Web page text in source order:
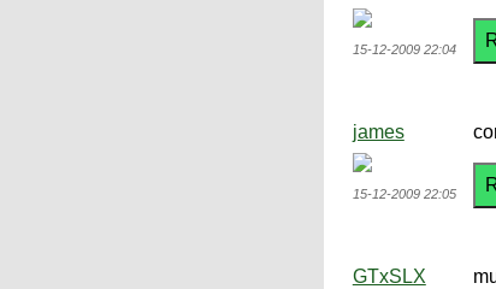
15-12-2009 22:04
james
15-12-2009 22:05
GTxSLX